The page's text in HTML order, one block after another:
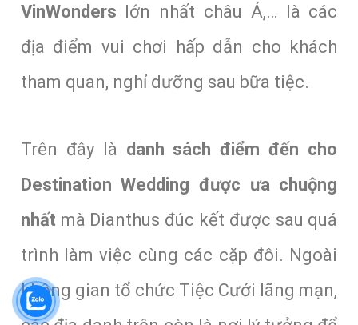
VinWonders lớn nhất châu Á,… là các
địa điểm vui chơi hấp dẫn cho khách
tham quan, nghỉ dưỡng sau bữa tiệc.
Trên đây là danh sách điểm đến cho
Destination Wedding được ưa chuộng
nhất mà Dianthus đúc kết được sau quá
trình làm việc cùng các cặp đôi. Ngoài
không gian tổ chức Tiệc Cưới lãng mạn,